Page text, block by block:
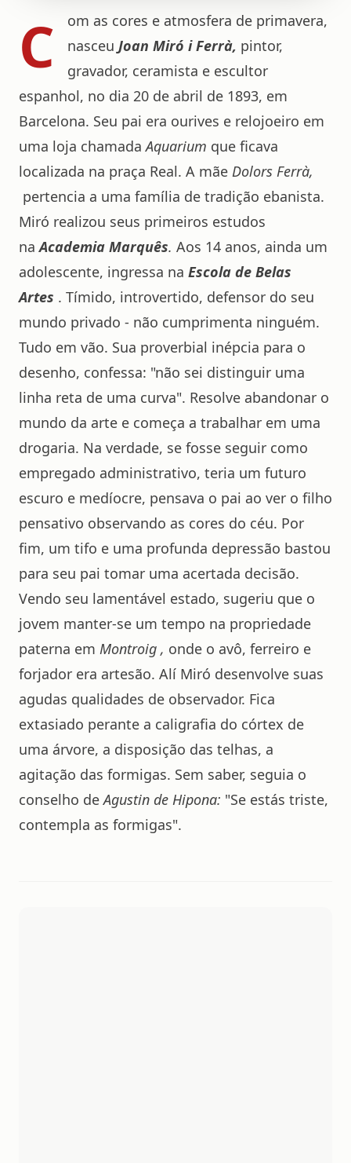
C
om as cores e atmosfera de primavera,
nasceu Joan Miró i Ferrà, pintor,
gravador, ceramista e escultor
espanhol, no dia 20 de abril de 1893, em
Barcelona. Seu pai era ourives e relojoeiro em
uma loja chamadaAquarium que ficava
localizada na praça Real. A mãe Dolors Ferrà,
pertencia a uma família de tradição ebanista.
Miró realizou seus primeiros estudos
naAcademia Marquês. Aos 14 anos, ainda um
adolescente, ingressa na Escola de Belas
Artes . Tímido, introvertido, defensor do seu
mundo privado - não cumprimenta ninguém.
Tudo em vão. Sua proverbial inépcia para o
desenho, confessa: "não sei distinguir uma
linha reta de uma curva". Resolve abandonar o
mundo da arte e começa a trabalhar em uma
drogaria. Na verdade, se fosse seguir como
empregado administrativo, teria um futuro
escuro e medíocre, pensava o pai ao ver o filho
pensativo observando as cores do céu. Por
fim, um tifo e uma profunda depressão bastou
para seu pai tomar uma acertada decisão.
Vendo seu lamentável estado, sugeriu que o
jovem manter-se um tempo na propriedade
paterna em Montroig , onde o avô, ferreiro e
forjador era artesão. Alí Miró desenvolve suas
agudas qualidades de observador. Fica
extasiado perante a caligrafia do córtex de
uma árvore, a disposição das telhas, a
agitação das formigas. Sem saber, seguia o
conselho deAgustin de Hipona: "Se estás triste,
contempla as formigas".